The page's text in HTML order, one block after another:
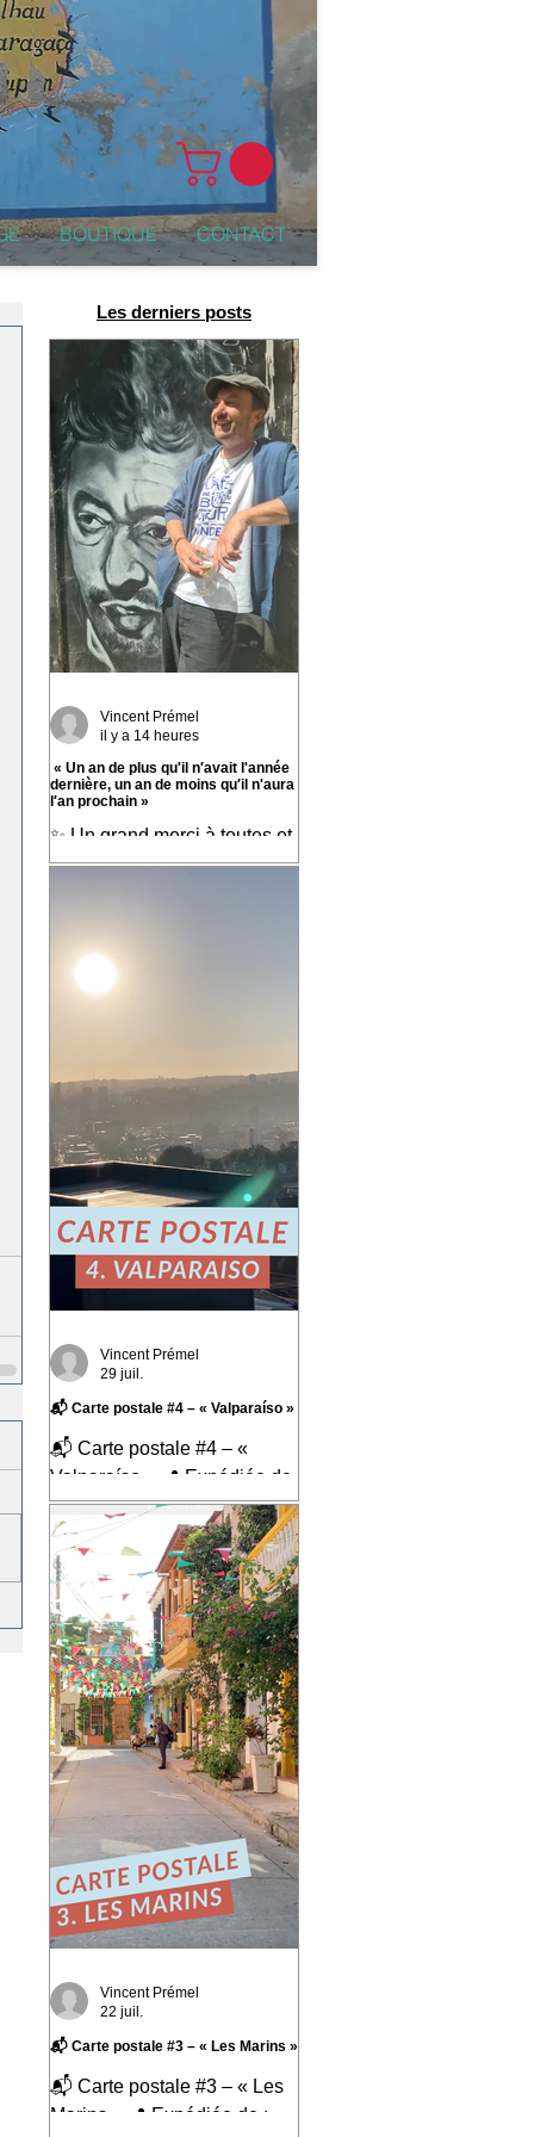
BOUTIQUE CONTACT
Les derniers posts
« Un an de plus qu'il n′avait l'année
dernière, un an de moins qu′il n'aura
l′an prochain »
✨ Un grand merci à toutes et
tous pour vos messages hier,
Vincent Prémel
il y a 14 heures
📬 Carte postale #4 – « Valparaíso »
📬 Carte postale #4 – «
Valparaíso » 📍 Expédiée de
: Valparaíso, Chili Cette
quatrième carte postale nous
emmène au Chili, dans l'une
des villes qui m'a le plus
marqué : Valparaíso. Une
ville portuaire cabossée,
vibrante, profondément
attachante. Une ville qui
regarde l'océan Pacifique
depuis ses 42 cerros, où
chaque rue raconte une
histoire et où le street art
semble avoir remplacé les
murs gris. En parcourant ses
collines, j'ai découvert une
ville résiliente, populaire, cr
Vincent Prémel
29 juil.
📬 Carte postale #3 – « Les Marins »
📬 Carte postale #3 – « Les
Marins » 📍 Expédiée de :
Vincent Prémel
22 juil.